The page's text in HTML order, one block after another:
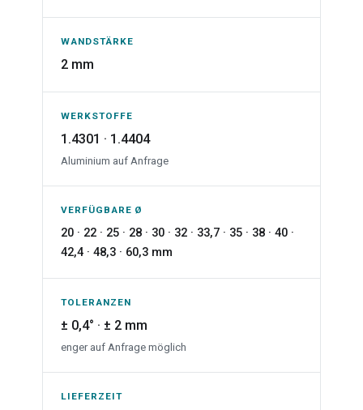
WANDSTÄRKE
2 mm
WERKSTOFFE
1.4301 · 1.4404
Aluminium auf Anfrage
VERFÜGBARE Ø
20 · 22 · 25 · 28 · 30 · 32 · 33,7 · 35 · 38 · 40 ·
42,4 · 48,3 · 60,3 mm
TOLERANZEN
± 0,4° · ± 2 mm
enger auf Anfrage möglich
LIEFERZEIT